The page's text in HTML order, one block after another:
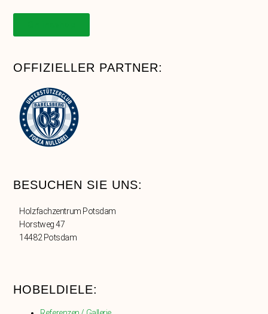
OFFIZIELLER PARTNER:
BESUCHEN SIE UNS:
Holzfachzentrum Potsdam
Horstweg 47
14482 Potsdam
HOBELDIELE: